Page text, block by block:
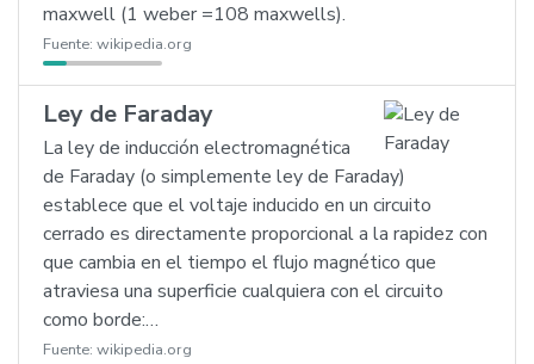
maxwell (1 weber =108 maxwells).
Fuente: wikipedia.org
Ley de Faraday
La ley de inducción electromagnética
de Faraday (o simplemente ley de Faraday)
establece que el voltaje inducido en un circuito
cerrado es directamente proporcional a la rapidez con
que cambia en el tiempo el flujo magnético que
atraviesa una superficie cualquiera con el circuito
como borde:…
Fuente: wikipedia.org